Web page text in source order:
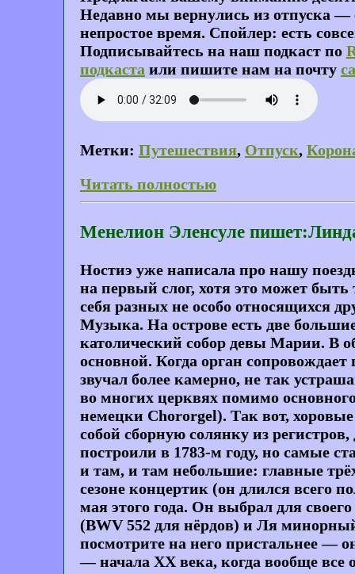
Недавно мы вернулись из отпуска
непростое время. Спойлер: есть
Подписывайтесь на наш подкаст по
подкаста или пишите нам на почту
Метки: Путешествия, Отпуск,
Читать полностью
Менелион Эленсуле
Ностиэ уже написала про нашу
на первый слог, хотя это может
себя разных не особо относящихся
Музыка. На острове есть две
католический собор девы Марии. В
основной. Когда орган
звучал более камерно, не так
во многих церквях помимо
немецки Chororgel). Так вот,
собой сборную солянку из
построили в 1783-м году, но самые
и там, и там небольшие: главные
сезоне концертик (он длился всего
мая этого года. Он выбрал для
(BWV 552 для нёрдов) и Ля
посмотрите на него пристальнее —
— начала XX века, когда вообще